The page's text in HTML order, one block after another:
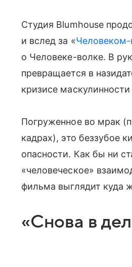
Студия Blumhouse
и вслед за «
о Человеке-волке. В
превращается в
кризисе
Погруженное во мрак
кадрах), это беззубое
опасности. Как бы ни
«человеческое»
фильма выглядит куда
«Снова в